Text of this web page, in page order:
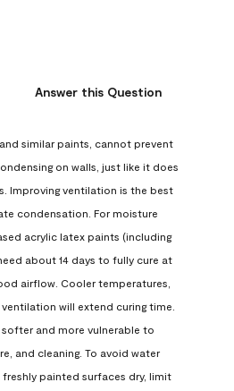
Answer this Question
similar paints, cannot prevent
on walls, just like it does
Improving ventilation is the best
condensation. For moisture
acrylic latex paints (including
about 14 days to fully cure at
airflow. Cooler temperatures,
will extend curing time.
and more vulnerable to
and cleaning. To avoid water
painted surfaces dry, limit